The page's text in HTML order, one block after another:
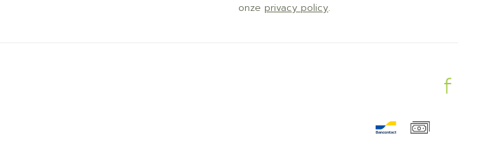
onze privacy policy.